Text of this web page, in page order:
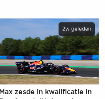
2w geleden
Max zesde in kwalificatie in